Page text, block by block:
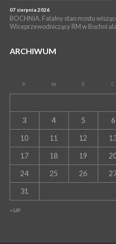
07 sierpnia 2026
BOCHNIA. Fatalny stan mostu
Wiceprzewodniczący RM w Bochni
ARCHIWUM
P W Ś C
« LIP
3 4 5 6
10 11 12
17 18 19
24 25 26
31